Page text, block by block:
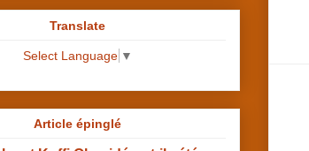
Translate
Select Language ▼
Article épinglé